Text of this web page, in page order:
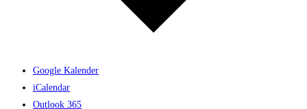
Google Kalender
iCalendar
Outlook 365